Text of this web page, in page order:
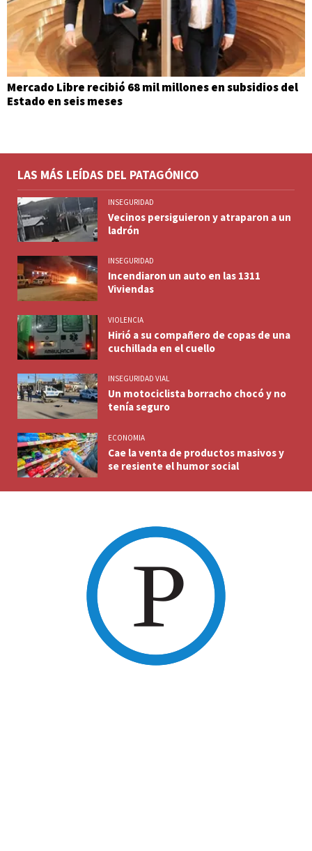
Mercado Libre recibió 68 mil millones en subsidios del
Estado en seis meses
LAS MÁS LEÍDAS DEL PATAGÓNICO
INSEGURIDAD
Vecinos persiguieron y atraparon a un
ladrón
INSEGURIDAD
Incendiaron un auto en las 1311
Viviendas
VIOLENCIA
Hirió a su compañero de copas de una
cuchillada en el cuello
INSEGURIDAD VIAL
Un motociclista borracho chocó y no
tenía seguro
ECONOMIA
Cae la venta de productos masivos y
se resiente el humor social